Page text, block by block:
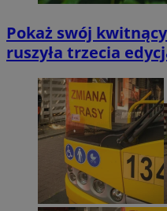
Pokaż swój
ruszyła trzecia